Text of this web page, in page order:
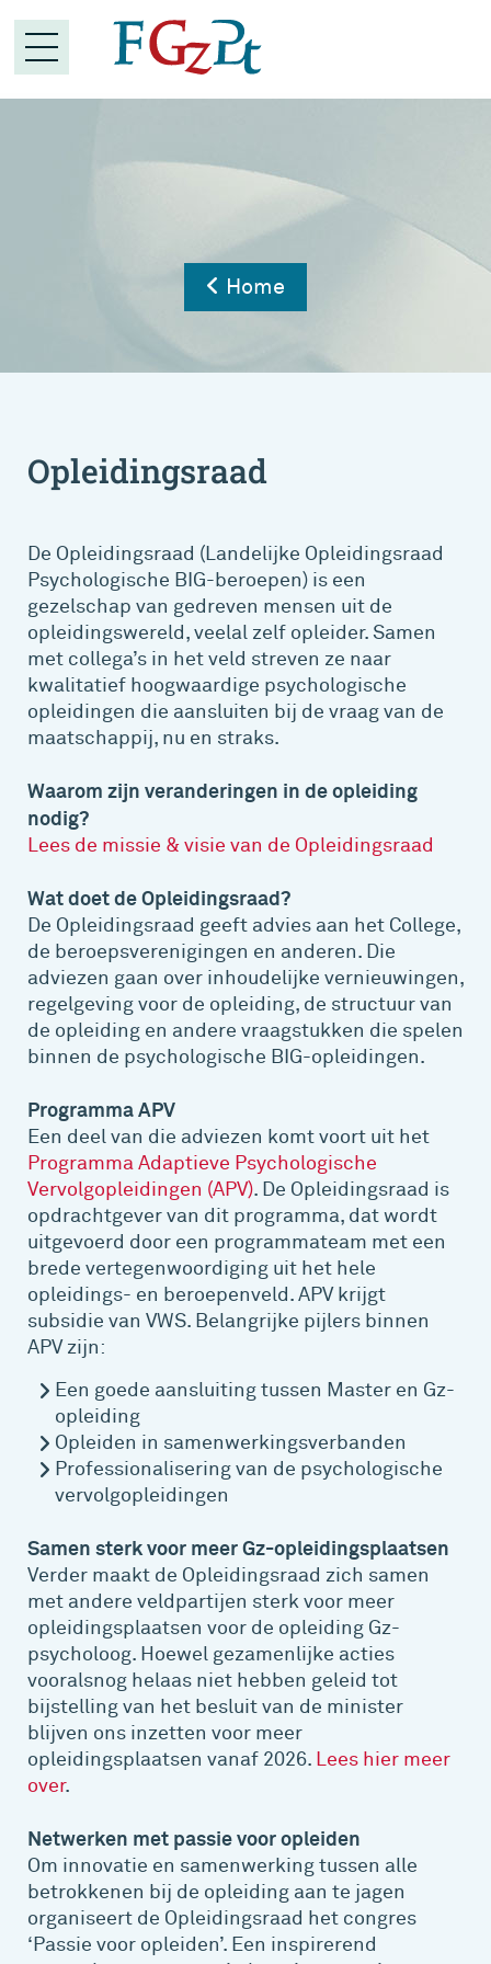
Home
Opleidingsraad
De Opleidingsraad (Landelijke Opleidingsraad
Psychologische BIG-beroepen) is een
gezelschap van gedreven mensen uit de
opleidingswereld, veelal zelf opleider. Samen
met collega’s in het veld streven ze naar
kwalitatief hoogwaardige psychologische
opleidingen die aansluiten bij de vraag van de
maatschappij, nu en straks.
Waarom zijn veranderingen in de opleiding
nodig?
Lees de missie & visie van de Opleidingsraad
Wat doet de Opleidingsraad?
De Opleidingsraad geeft advies aan het College,
de beroepsverenigingen en anderen. Die
adviezen gaan over inhoudelijke vernieuwingen,
regelgeving voor de opleiding, de structuur van
de opleiding en andere vraagstukken die spelen
binnen de psychologische BIG-opleidingen.
Programma APV
Een deel van die adviezen komt voort uit het
Programma Adaptieve Psychologische
Vervolgopleidingen (APV). De Opleidingsraad is
opdrachtgever van dit programma, dat wordt
uitgevoerd door een programmateam met een
brede vertegenwoordiging uit het hele
opleidings- en beroepenveld. APV krijgt
subsidie van VWS. Belangrijke pijlers binnen
APV zijn:
Een goede aansluiting tussen Master en Gz-
opleiding
Opleiden in samenwerkingsverbanden
Professionalisering van de psychologische
vervolgopleidingen
Samen sterk voor meer Gz-opleidingsplaatsen
Verder maakt de Opleidingsraad zich samen
met andere veldpartijen sterk voor meer
opleidingsplaatsen voor de opleiding Gz-
psycholoog. Hoewel gezamenlijke acties
vooralsnog helaas niet hebben geleid tot
bijstelling van het besluit van de minister
blijven ons inzetten voor meer
opleidingsplaatsen vanaf 2026. Lees hier meer
over.
Netwerken met passie voor opleiden
Om innovatie en samenwerking tussen alle
betrokkenen bij de opleiding aan te jagen
organiseert de Opleidingsraad het congres
‘Passie voor opleiden’. Een inspirerend